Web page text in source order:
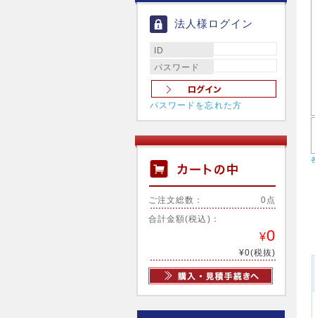
法人様ログイン
ID
パスワード
パスワードを忘れた方
ご注文総数： 0点
合計金額(税込)：
¥0
¥0(税抜)